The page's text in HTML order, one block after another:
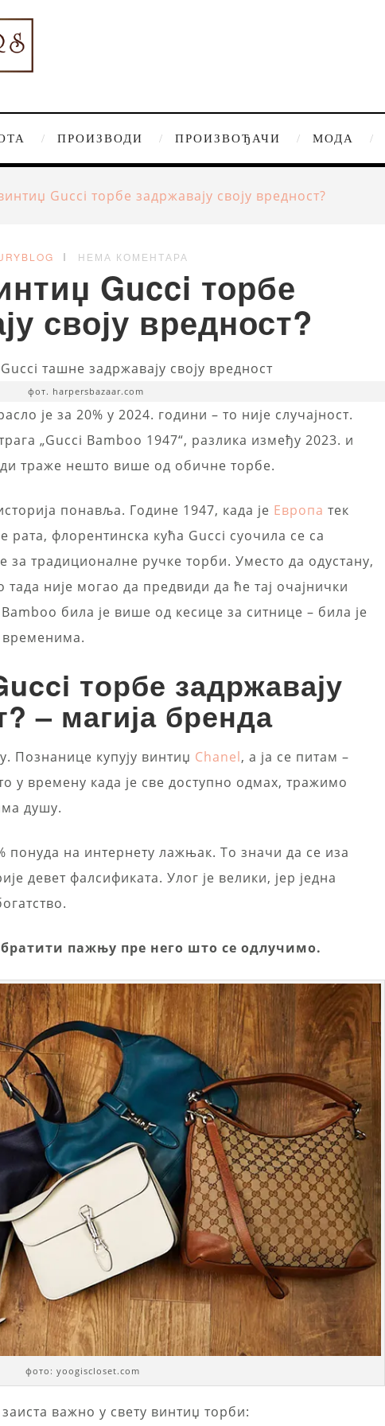
ПРОИЗВОДИ ПРОИЗВОЂАЧИ МОДА
Gucci торбе задржавају своју вредност?
НЕМА КОМЕНТАРА
Gucci торбе
своју вредност?
фот. harpersbazaar.com
је за 20% у 2024. години – то није случајност.
„Gucci Bamboo 1947“, разлика између 2023. и
траже нешто више од обичне торбе.
понавља. Године 1947, када је Европа тек
флорентинска кућа Gucci суочила се са
за традиционалне ручке торби. Уместо да одустану,
није могао да предвиди да ће тај очајнички
била је више од кесице за ситнице – била је
временима.
торбе задржавају
– магија бренда
Познанице купују винтиџ Chanel, а ја се питам –
у времену када је све доступно одмах, тражимо
душу.
понуда на интернету лажњак. То значи да се иза
девет фалсификата. Улог је велики, јер једна
пажњу пре него што се одлучимо.
фото: yoogiscloset.com
важно у свету винтиџ торби: